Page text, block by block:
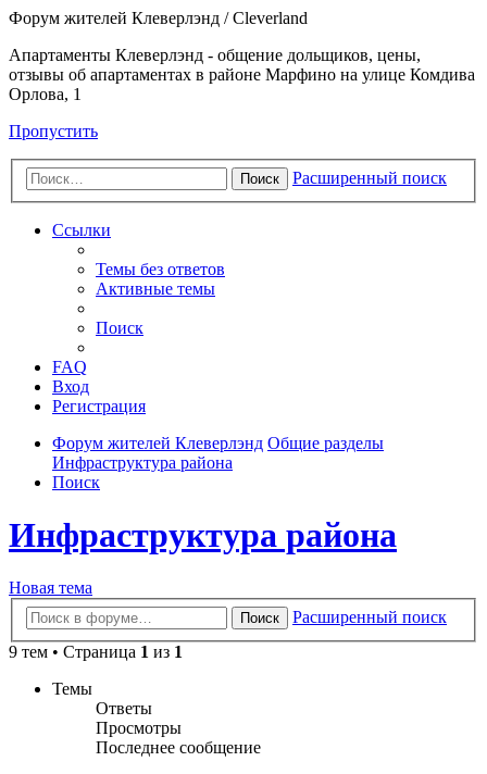
Форум жителей Клеверлэнд / Cleverland
Апартаменты Клеверлэнд - общение дольщиков, цены,
отзывы об апартаментах в районе Марфино на улице Комдива
Орлова, 1
Пропустить
Поиск Расширенный поиск
Ссылки
Темы без ответов
Активные темы
Поиск
FAQ
Вход
Регистрация
Форум жителей Клеверлэнд Общие разделы
Инфраструктура района
Поиск
Инфраструктура района
Новая тема
Поиск
Расширенный поиск
9 тем • Страница 1 из 1
Темы
Ответы
Просмотры
Последнее сообщение